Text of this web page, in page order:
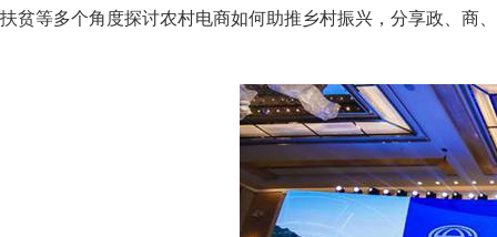
扶贫等多个角度探讨农村电商如何助推乡村振兴，分享政、商